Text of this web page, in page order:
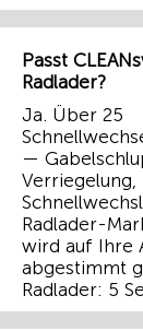
Passt
Radlader?
Ja. Über 25
—
Radlader-
wird auf Ihre
abgestimmt
Radlader: 5